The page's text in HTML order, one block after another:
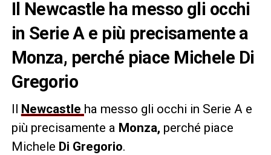
Il Newcastle ha messo gli occhi
in Serie A e più precisamente a
Monza, perché piace Michele Di
Gregorio
Il Newcastle ha messo gli occhi in Serie A e
più precisamente a Monza, perché piace
Michele Di Gregorio.